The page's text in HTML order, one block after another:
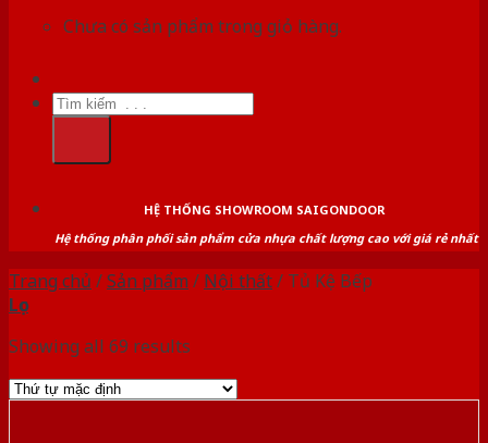
Chưa có sản phẩm trong giỏ hàng.
Tìm
kiếm:
HỆ THỐNG SHOWROOM SAIGONDOOR
Hệ thống phân phối sản phẩm cửa nhựa chất lượng cao với giá rẻ nhất
Trang chủ /Sản phẩm / Nội thất/ Tủ Kệ Bếp
Lọc
Showing all 69 results